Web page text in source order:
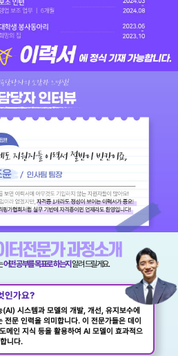
터전문가 과정소개
어떤 공부를 목표로 하는지알려 드릴게요.
인가요?
시스템과 모델의 개발, 개선, 유지보수에
문 인력을 의미합니다. 이 전문가들은 데이
메인 지식 등을 활용하여 AI 모델이 효과적으
니다.